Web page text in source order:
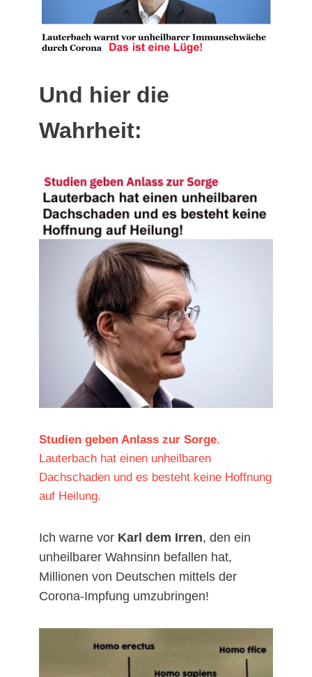
Und hier die
Wahrheit:
Studien geben Anlass zur Sorge.
Lauterbach hat einen unheilbaren
Dachschaden und es besteht keine Hoffnung
auf Heilung.
Ich warne vor Karl dem Irren, den ein
unheilbarer Wahnsinn befallen hat,
Millionen von Deutschen mittels der
Corona-Impfung umzubringen!